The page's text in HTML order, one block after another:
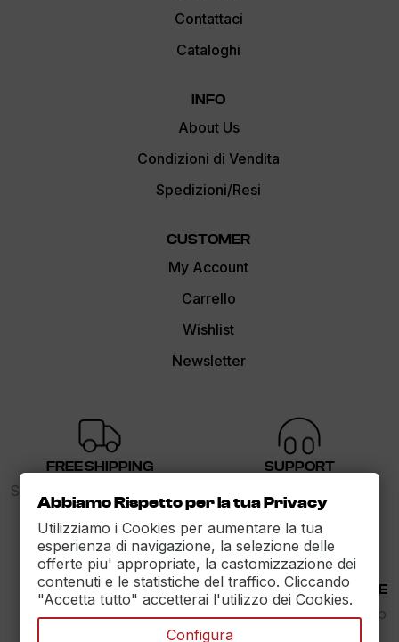
Contattaci
Cataloghi
INFO
About Us
Condizioni di Vendita
Spedizioni/Resi
CUSTOMER
My Account
Carrello
Wishlist
Newsletter
FREE SHIPPING
Spedizione gratuita sopra i
89€
SUPPORT
30 DAYS RETURN
Reso Garantito entro
100% PAYMENT SECURE
Assicuriamo il pagamento
Abbiamo Rispetto per la tua Privacy
Utilizziamo i Cookies per aumentare la tua
esperienza di navigazione, la selezione delle
offerte piu' appropriate, la castomizzazione dei
contenuti e le statistiche del traffico. Cliccando
"Accetta tutto" accetterai l'utilizzo dei Cookies.
Configura